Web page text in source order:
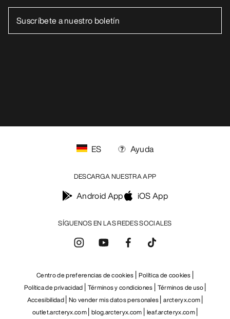
SÍGUENOS EN LAS REDES SOCIALES
ES Ayuda
DESCARGA NUESTRA APP
Android App iOS App
Centro de preferencias de cookies Política de cookies
Política de privacidad Términos y condiciones Términos de uso
Accesibilidad No vender mis datos personales arcteryx.com
outlet.arcteryx.com blog.arcteryx.com leaf.arcteryx.com